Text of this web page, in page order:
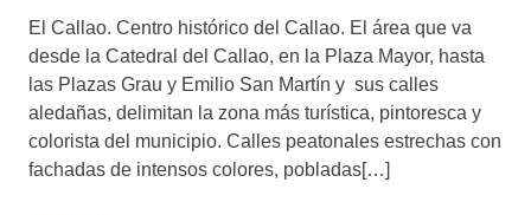
El Callao. Centro histórico del Callao. El área que va
desde la Catedral del Callao, en la Plaza Mayor, hasta
las Plazas Grau y Emilio San Martín y sus calles
aledañas, delimitan la zona más turística, pintoresca y
colorista del municipio. Calles peatonales estrechas con
fachadas de intensos colores, pobladas[…]